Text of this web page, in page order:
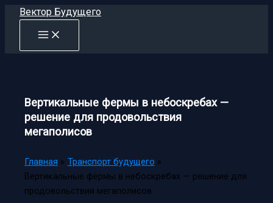
Перейти
содержимому
Вектор Будущего
Вертикальные фермы в небоскребах —
решение для продовольствия
мегаполисов
Главная
Транспорт будущего
Вертикальные фермы в небоскребах — решение для
продовольствия мегаполисов